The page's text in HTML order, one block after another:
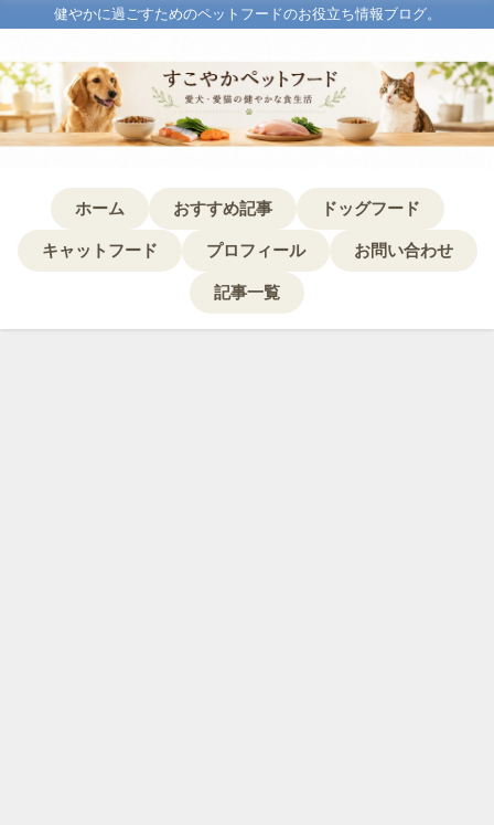
健やかに過ごすためのペットフードのお役立ち情報ブログ。
ホーム おすすめ記事 ドッグフード
キャットフード プロフィール お問い合わせ
記事一覧